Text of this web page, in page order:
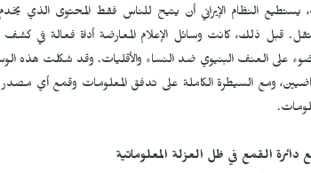
يستطيع النظام الإيراني أن يتيح للناس فقط المحتوى الذي
قبل ذلك، كانت وسائل الإعلام المعارضة أداة فعالة في
على العنف البنيوي ضد النساء والأقليات. وقد شكلت هذه
ومع السيطرة الكاملة على تدفق المعلومات وقمع أي
دائرة القمع في ظل العزلة المعلوماتية